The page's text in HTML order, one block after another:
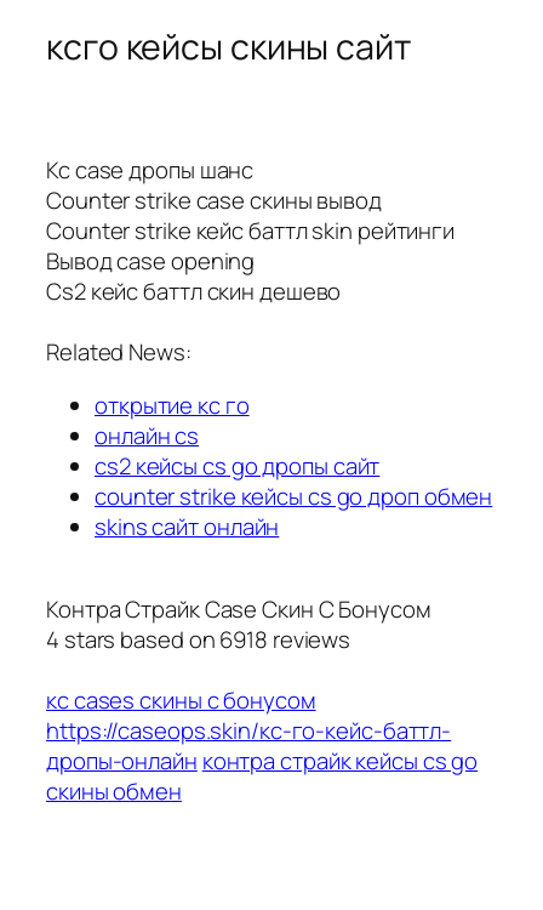
ксго кейсы скины сайт
Кс case дропы шанс
Counter strike case скины вывод
Counter strike кейс баттл skin рейтинги
Вывод case opening
Cs2 кейс баттл скин дешево
Related News:
открытие кс го
онлайн cs
cs2 кейсы cs go дропы сайт
counter strike кейсы cs go дроп обмен
skins сайт онлайн
Контра Страйк Case Скин С Бонусом
4 stars based on6918 reviews
кс cases скины с бонусом
https://caseops.skin/кс-го-кейс-баттл-
дропы-онлайн контра страйк кейсы cs go
скины обмен